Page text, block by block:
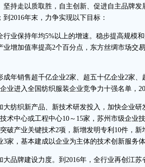
坚持走以质取胜，自主创新、促进自主品牌
2016年末，力争实现以下目标：
保持年均5%以上的增速。稳步提高规模和
业增加值率提高2个百分点，东方丝绸市场交
销售超千亿企业2家、超五十亿企业2家、
业进入全国纺织服装企业竞争力十强名单，
织新产品、新技术研发投入，加快企业研
术中心或工程中心10～15家，苏州市级企业
破产业关键技术2项，新增发明专利10件，
3家，基本建成以企业为主体的技术创新服务
牌建设力度。到2016年，全行业再创江苏